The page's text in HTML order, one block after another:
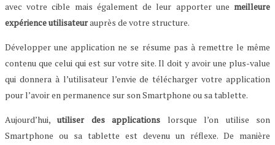
avec votre cible mais également de leur apporter une meilleure
expérience utilisateurauprès de votre structure.
Développer une application ne se résume pas à remettre le même
contenu que celui qui est sur votre site. Il doit y avoir une plus-value
qui donnera à l’utilisateur l’envie de télécharger votre application
pour l’avoir en permanence sur son Smartphone ou sa tablette.
Aujourd’hui,utiliser des applications lorsque l’on utilise son
Smartphone ou sa tablette est devenu un réflexe. De manière